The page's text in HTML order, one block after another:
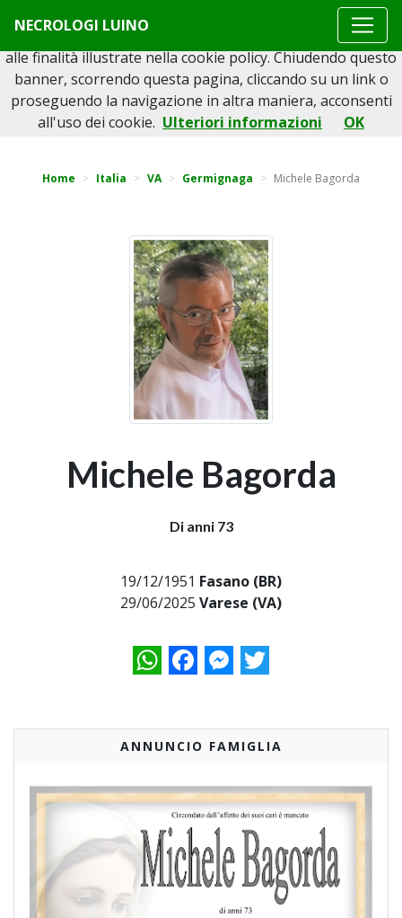
NECROLOGI LUINO
Torna indietro
Home Italia VA Germignaga Michele Bagorda
Michele Bagorda
Di anni 73
19/12/1951 Fasano (BR)
29/06/2025 Varese (VA)
WhatsAppFacebookMessenger
Twitter
ANNUNCIO FAMIGLIA
Questo sito o gli strumenti terzi da questo utilizzati si
avvalgono di cookie necessari al funzionamento ed utili
alle finalità illustrate nella cookie policy. Chiudendo questo
banner, scorrendo questa pagina, cliccando su un link o
proseguendo la navigazione in altra maniera, acconsenti
all'uso dei cookie. Ulteriori informazioni OK